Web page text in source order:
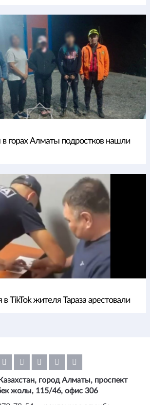
горах Алматы подростков нашли
TikTok жителя Тараза арестовали
город Алматы, проспект
жолы, 115/46, офис 306